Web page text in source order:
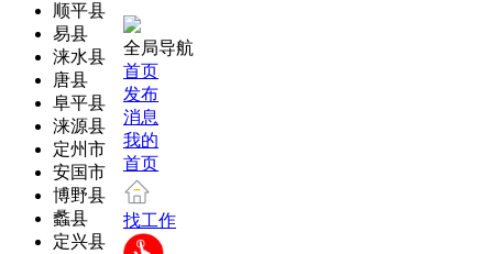
顺平县
易县
涞水县
唐县
阜平县
涞源县
定州市
安国市
博野县
蠡县
定兴县
全局导航
首页
发布
消息
我的
首页
找工作